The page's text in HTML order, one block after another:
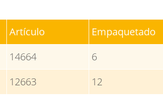
Artículo
Empaquetado
14664
6
12663 12